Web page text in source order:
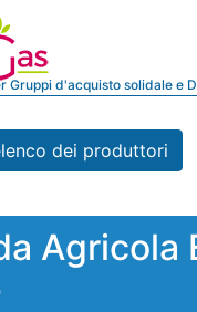
Gruppi d'acquisto solidale e
dei produttori
Agricola